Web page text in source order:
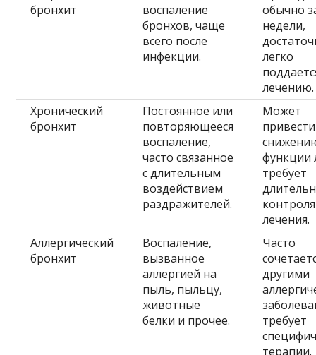
бронхит
воспаление
бронхов, чаще
всего после
инфекции.
обычно
недели,
легко
лечению.
Хронический
бронхит
Постоянное или
повторяющееся
воспаление,
часто связанное
с длительным
воздействием
раздражителей.
Может
функции
требует
лечения.
Аллергический
бронхит
Воспаление,
вызванное
аллергией на
пыль, пыльцу,
животные
белки и прочее.
Часто
другими
требует
терапии.